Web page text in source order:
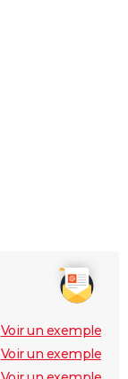
Voir un exemple
Voir un exemple